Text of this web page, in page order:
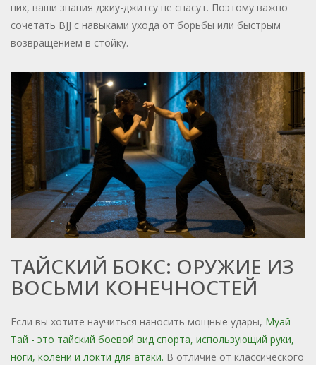
них, ваши знания джиу-джитсу не спасут. Поэтому важно
сочетать BJJ с навыками ухода от борьбы или быстрым
возвращением в стойку.
ТАЙСКИЙ БОКС: ОРУЖИЕ ИЗ
ВОСЬМИ КОНЕЧНОСТЕЙ
Если вы хотите научиться наносить мощные удары, Муай
Тай - это тайский боевой вид спорта, использующий руки,
ноги, колени и локти для атаки. В отличие от классического